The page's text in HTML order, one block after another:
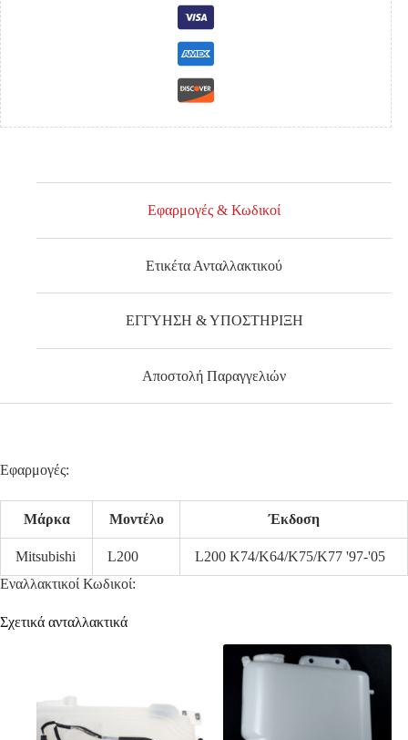
ΜΕ
ΤΡΥΠΑ
ΓΙΑ
2ο
ΜΟΤΕΡ
ΚΑΘΑΡΙΣΜΟΥ
ΕΜΠΡ.
ΦΑΝΟΥ
Εφαρμογές & Κωδικοί
Ετικέτα Ανταλλακτικού
ΕΓΓΥΗΣΗ & ΥΠΟΣΤΗΡΙΞΗ
Αποστολή Παραγγελιών
Εφαρμογές:
Μάρκα Μοντέλο Έκδοση
Mitsubishi L200
L200 K74/K64/K75/K77 '97-'05
Εναλλακτικοί Κωδικοί:
Σχετικά ανταλλακτικά